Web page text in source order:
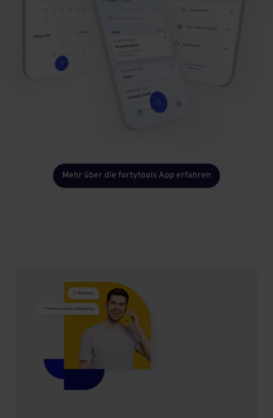
Mehr über die fortytools App erfahren